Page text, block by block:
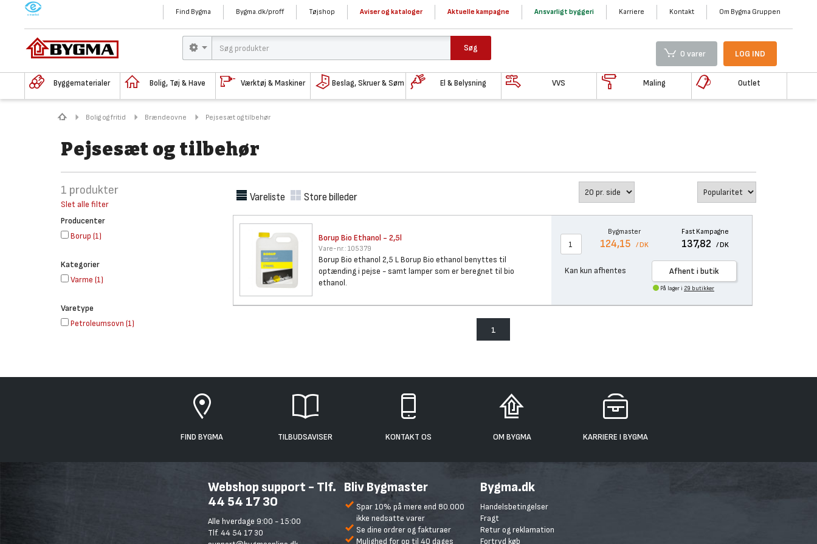
M Find Bygma Bygma.dk/proff Tøjshop Aviser og kataloger Aktuelle kampagne Ansvarligt byggeri Karriere Kontakt Om Bygma Gruppen
Søg
0 varer LOG IND
Byggematerialer Bolig, Tøj & Have Værktøj & Maskiner Beslag, Skruer & Søm El & Belysning VVS Maling Outlet
Bolig og fritid Brændeovne Pejsesæt og tilbehør
Pejsesæt og tilbehør
1 produkter
Slet alle filter
Producenter
Borup (1)
Kategorier
Varme (1)
Varetype
Petroleumsovn (1)
Vareliste Store billeder
Borup Bio Ethanol - 2,5l
Vare-nr.: 105379
Borup Bio ethanol 2,5 L Borup Bio ethanol benyttes til
optænding i pejse - samt lamper som er beregnet til bio
ethanol.
Bygmaster
124,15 / DK
Fast Kampagne
137,82 / DK
Kan kun afhentes Afhent i butik
På lager i 29 butikker
1
FIND BYGMA TILBUDSAVISER KONTAKT OS OM BYGMA KARRIERE I BYGMA
Webshop support - Tlf.
44 54 17 30
Alle hverdage 9:00 - 15:00
Tlf. 44 54 17 30
Bliv Bygmaster
Spar 10% på mere end 80.000
ikke nedsatte varer
Se dine ordrer og fakturaer
Mulighed for op til 40 dages
Bygma.dk
Handelsbetingelser
Fragt
Retur og reklamation
Fortryd køb